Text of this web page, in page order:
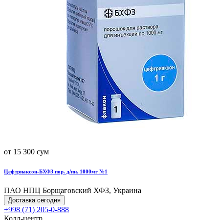
от 15 300 сум
Цефтриаксон-БХФЗ пор. д/ин. 1000мг №1
ПАО НПЦ Борщаговский ХФЗ, Украина
Доставка сегодня
+998 (71) 205-0-888